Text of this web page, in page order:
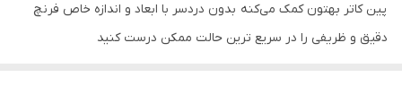
پین کاتر بهتون کمک می‌کنه بدون دردسر با ابعاد و اندازه خاص فرنچ
دقیق و ظریفی را در سریع ترین حالت ممکن درست کنید